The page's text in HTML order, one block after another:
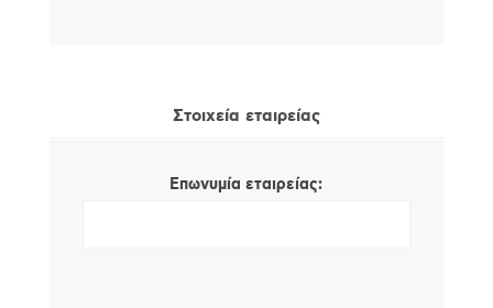
Στοιχεία εταιρείας
Επωνυμία εταιρείας: